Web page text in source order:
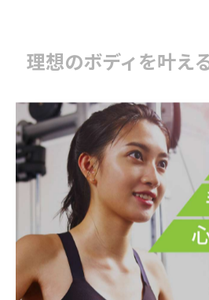
理想のボディを叶え
パーソナルトレーニングで無理
パーソナルトレーニングを無理な
分のライフスタイルや目的に合
す。心斎橋駅周辺には、駅近でア
多く、仕事や買い物のついでに立
です。継続のカギは「通いやすさ
ポート体制」を見極めることにあ
例えば、トレーナーによる丁寧